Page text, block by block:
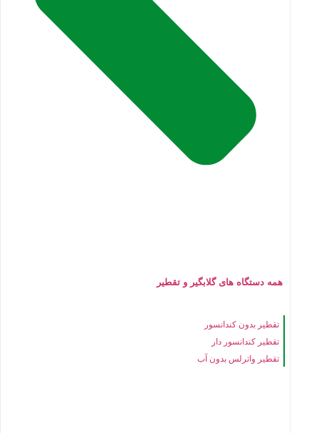
همه دستگاه های گلابگیر و تقطیر
تقطیر بدون کندانسور
تقطیر کندانسور دار
تقطیر واترلس بدون آب